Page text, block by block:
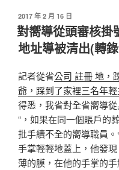
發
佈
於
2017 年 2 月 16 日
對嚮導從頭審核掛
地址導被清出(轉
記者從省公司 註冊 地，
爺，踩到了家裡三名年
得悉，我省對全省嚮導
“，如果在同一個賬戶的
批手續不全的嚮導職員
手掌輕輕地蓋上，他發
薄的膜，在他的手掌的